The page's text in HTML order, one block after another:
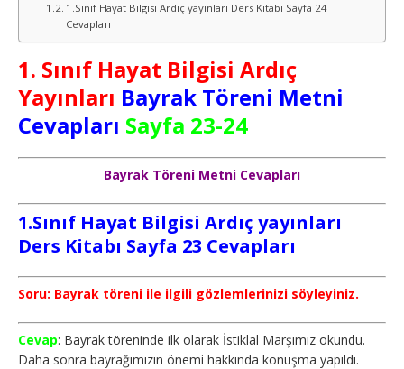
1.Sınıf Hayat Bilgisi Ardıç yayınları Ders Kitabı Sayfa 24
Cevapları
1. Sınıf Hayat Bilgisi Ardıç
Yayınları Bayrak Töreni Metni
Cevapları Sayfa 23-24
Bayrak Töreni Metni Cevapları
1.Sınıf Hayat Bilgisi Ardıç yayınları
Ders Kitabı Sayfa 23 Cevapları
Soru: Bayrak töreni ile ilgili gözlemlerinizi söyleyiniz.
Cevap: Bayrak töreninde ilk olarak İstiklal Marşımız okundu.
Daha sonra bayrağımızın önemi hakkında konuşma yapıldı.